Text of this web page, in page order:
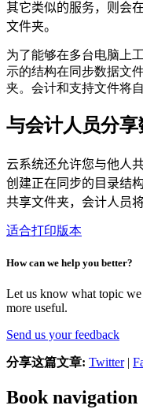
其它类似的服务，则会
文件夹。
为了能够在多台电脑上
示的结构在同步数据文
夹。会计和支持文件将
与会计人员分享
云系统还允许您与他人共
创建正在同步的目录结构
共享文件夹，会计人员
适合打印版本
How can we help you better?
Let us know what topic we
more useful.
Send us your feedback
分享这篇文章: Twitter|
Book navigation